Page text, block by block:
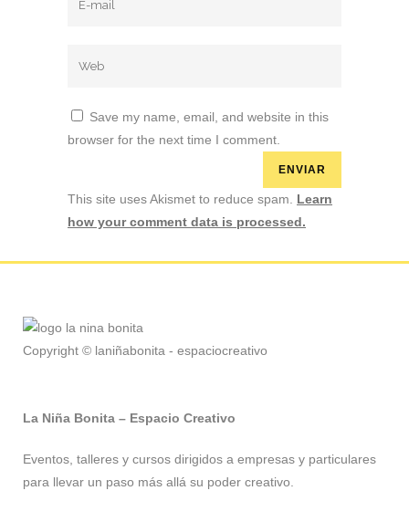
Save my name, email, and website in this
browser for the next time I comment.
This site uses Akismet to reduce spam. Learn
how your comment data is processed.
Copyright © laniñabonita - espaciocreativo
La Niña Bonita – Espacio Creativo
Eventos, talleres y cursos dirigidos a empresas y particulares
para llevar un paso más allá su poder creativo.